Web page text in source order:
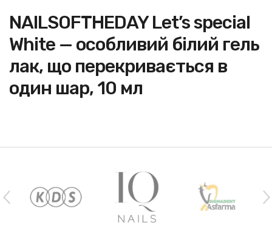
NAILSOFTHEDAY Let’s special
White — особливий білий гель
лак, що перекривається в
один шар, 10 мл